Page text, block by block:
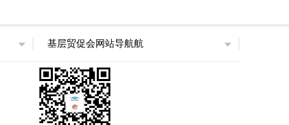
基层贸促会网站导航航